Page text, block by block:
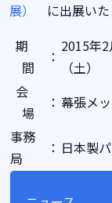
展）
に出展いた
期
間
：
2015年
（土）
会
場
： 幕張メ
事務
局
： 日本製